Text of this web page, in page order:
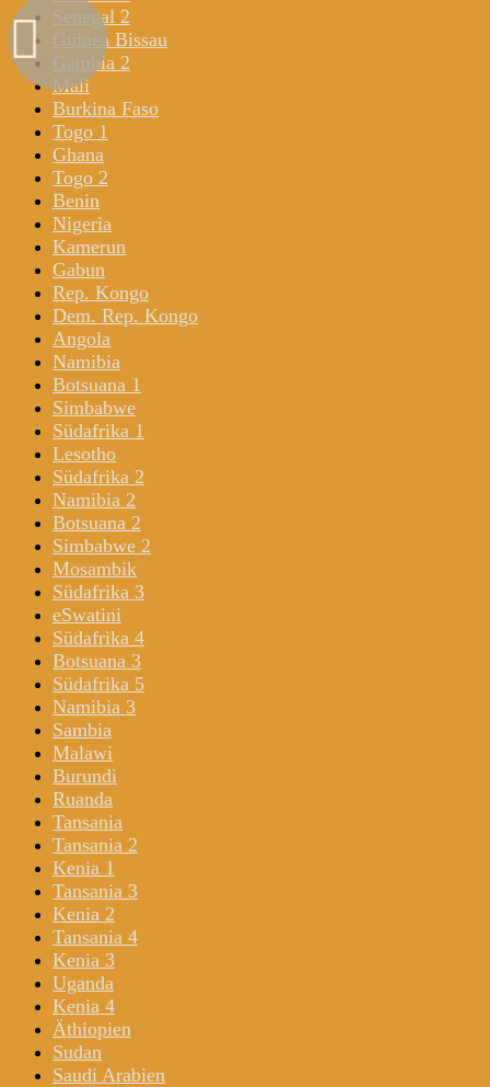
Senegal 2
Guinea Bissau
Gambia 2
Mali
Burkina Faso
Togo 1
Ghana
Togo 2
Benin
Nigeria
Kamerun
Gabun
Rep. Kongo
Dem. Rep. Kongo
Angola
Namibia
Botsuana 1
Simbabwe
Südafrika 1
Lesotho
Südafrika 2
Namibia 2
Botsuana 2
Simbabwe 2
Mosambik
Südafrika 3
eSwatini
Südafrika 4
Botsuana 3
Südafrika 5
Namibia 3
Sambia
Malawi
Burundi
Ruanda
Tansania
Tansania 2
Kenia 1
Tansania 3
Kenia 2
Tansania 4
Kenia 3
Uganda
Kenia 4
Äthiopien
Sudan
Saudi Arabien